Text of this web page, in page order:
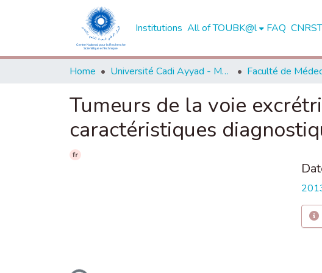
Institutions All of TOUBK@l FAQ CNRST
Home Université Cadi Ayyad - Marrakech
Tumeurs de la voie
caractéristiques
fr